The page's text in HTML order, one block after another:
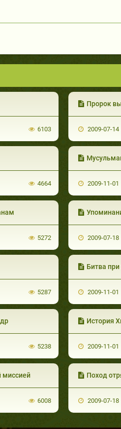
6103
Пророк
2009-07-14
4664 2009-11-01
5272 2009-07-18
5287
Битва
2009-11-01
5238
История
2009-11-01
миссией
6008
Поход
2009-07-18